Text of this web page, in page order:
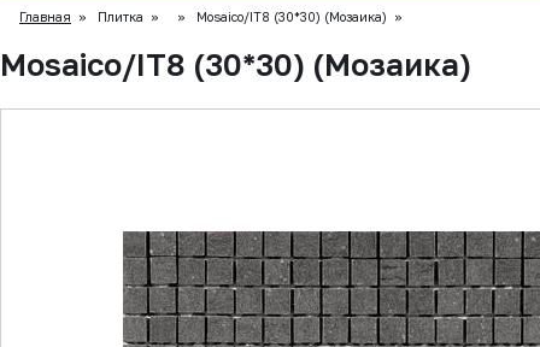
Главная » Плитка » » Mosaico/IT8 (30*30) (Мозаика) »
Mosaico/IT8 (30*30) (Мозаика)